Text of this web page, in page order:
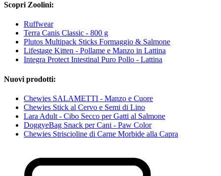
Scopri Zoolini:
Ruffwear
Terra Canis Classic - 800 g
Plutos Multipack Sticks Formaggio & Salmone
Lifestage Kitten - Pollame e Manzo in Lattina
Integra Protect Intestinal Puro Pollo - Lattina
Nuovi prodotti:
Chewies SALAMETTI - Manzo e Cuore
Chewies Stick al Cervo e Semi di Lino
Lara Adult - Cibo Secco per Gatti al Salmone
DoggyeBag Snack per Cani - Paw Color
Chewies Striscioline di Carne Morbide alla Capra